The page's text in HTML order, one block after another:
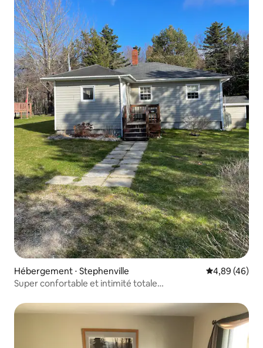
Hébergement ⋅ Stephenville Évaluation
4,89 (46)
Super confortable et intimité totale…